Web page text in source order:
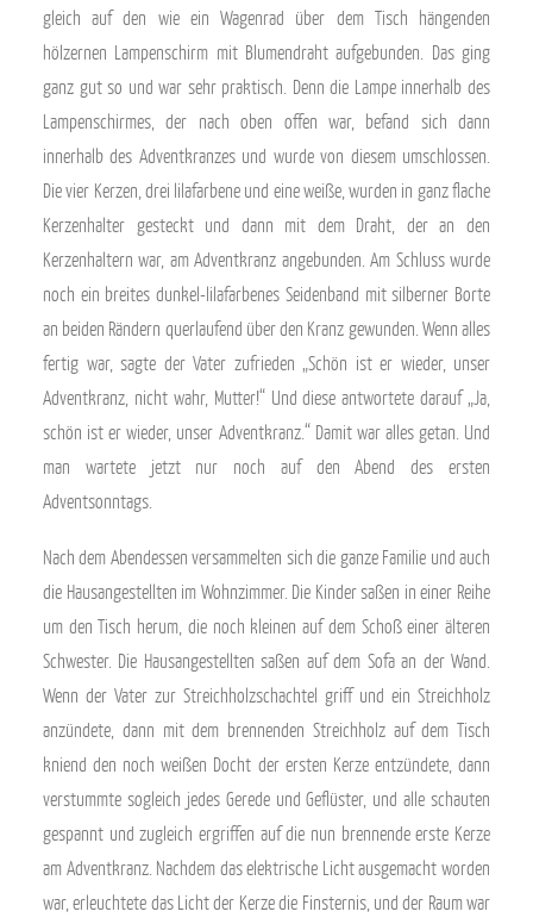
gleich auf den wie ein Wagenrad über dem Tisch hängenden
hölzernen Lampenschirm mit Blumendraht aufgebunden. Das ging
ganz gut so und war sehr praktisch. Denn die Lampe innerhalb des
Lampenschirmes, der nach oben offen war, befand sich dann
innerhalb des Adventkranzes und wurde von diesem umschlossen.
Die vier Kerzen, drei lilafarbene und eine weiße, wurden in ganz flache
Kerzenhalter gesteckt und dann mit dem Draht, der an den
Kerzenhaltern war, am Adventkranz angebunden. Am Schluss wurde
noch ein breites dunkel-lilafarbenes Seidenband mit silberner Borte
an beiden Rändern querlaufend über den Kranz gewunden. Wenn alles
fertig war, sagte der Vater zufrieden „Schön ist er wieder, unser
Adventkranz, nicht wahr, Mutter!“ Und diese antwortete darauf „Ja,
schön ist er wieder, unser Adventkranz.“ Damit war alles getan. Und
man wartete jetzt nur noch auf den Abend des ersten
Adventsonntags.
Nach dem Abendessen versammelten sich die ganze Familie und auch
die Hausangestellten im Wohnzimmer. Die Kinder saßen in einer Reihe
um den Tisch herum, die noch kleinen auf dem Schoß einer älteren
Schwester. Die Hausangestellten saßen auf dem Sofa an der Wand.
Wenn der Vater zur Streichholzschachtel griff und ein Streichholz
anzündete, dann mit dem brennenden Streichholz auf dem Tisch
kniend den noch weißen Docht der ersten Kerze entzündete, dann
verstummte sogleich jedes Gerede und Geflüster, und alle schauten
gespannt und zugleich ergriffen auf die nun brennende erste Kerze
am Adventkranz. Nachdem das elektrische Licht ausgemacht worden
war, erleuchtete das Licht der Kerze die Finsternis, und der Raum war